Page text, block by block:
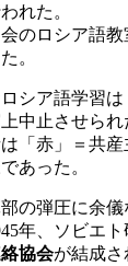
れた。
のロシア語教
。
シア語学習は
中止させられ
「赤」＝共産
あった。
の弾圧に余儀
年、ソビエ
協会が結成さ